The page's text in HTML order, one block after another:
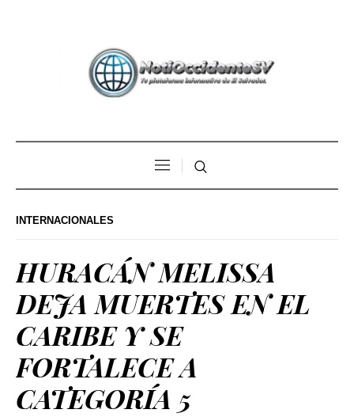
INTERNACIONALES
HURACÁN MELISSA
DEJA MUERTES EN EL
CARIBE Y SE
FORTALECE A
CATEGORÍA 5